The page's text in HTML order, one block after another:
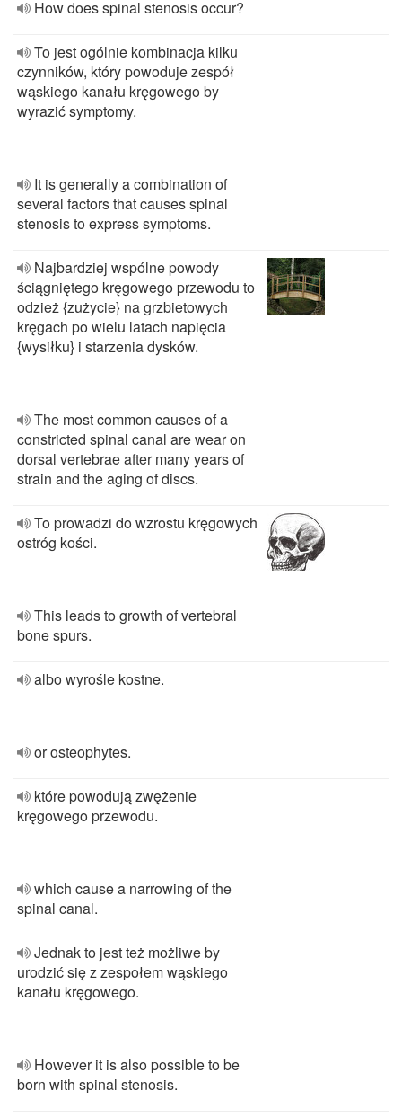
How does spinal stenosis occur?
To jest ogólnie kombinacja kilku
czynników, który powoduje zespół
wąskiego kanału kręgowego by
wyrazić symptomy.
It is generally a combination of
several factors that causes spinal
stenosis to express symptoms.
Najbardziej wspólne powody
ściągniętego kręgowego przewodu to
odzież {zużycie} na grzbietowych
kręgach po wielu latach napięcia
{wysiłku} i starzenia dysków.
The most common causes of a
constricted spinal canal are wear on
dorsal vertebrae after many years of
strain and the aging of discs.
To prowadzi do wzrostu kręgowych
ostróg kości.
This leads to growth of vertebral
bone spurs.
albo wyrośle kostne.
or osteophytes.
które powodują zwężenie
kręgowego przewodu.
which cause a narrowing of the
spinal canal.
Jednak to jest też możliwe by
urodzić się z zespołem wąskiego
kanału kręgowego.
However it is also possible to be
born with spinal stenosis.